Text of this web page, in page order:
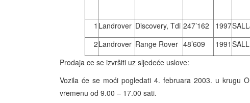
1 Landrover Discovery, Tdi 247’162 1997
2Landrover Range Rover 48’609 1991
Prodaja ce se izvršiti uz sljedeće uslove:
Vozila će se moći pogledati 4. februara 2003. u krugu
vremenu od 9.00 – 17.00 sati.